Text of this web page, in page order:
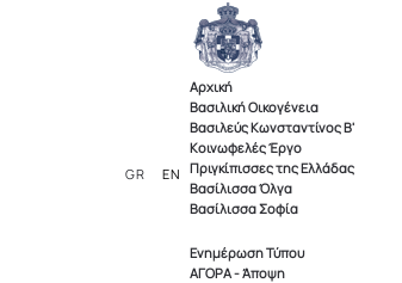
GR EN
Αρχική
Βασιλική Οικογένεια
Βασιλεύς Κωνσταντίνος Β'
Κοινωφελές Έργο
Πριγκίπισσες της Ελλάδας
Βασίλισσα Όλγα
Βασίλισσα Σοφία
Ενημέρωση Τύπου
ΑΓΟΡΑ - Άποψη